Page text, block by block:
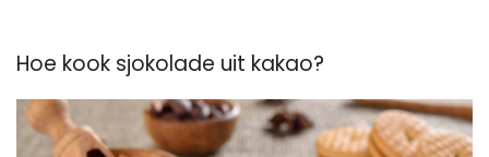
Hoe kook sjokolade uit kakao?